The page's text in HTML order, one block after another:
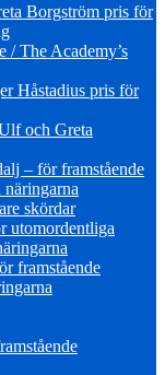
Borgström pris för
/ The Academy’s
Håstadius pris för
och Greta
– för framstående
skördar
utomordentliga
framstående